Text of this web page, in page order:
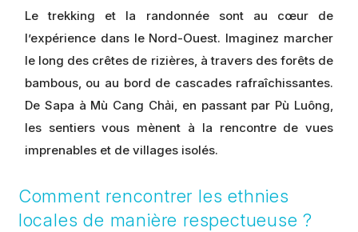
Le trekking et la randonnée sont au cœur de
l’expérience dans le Nord-Ouest. Imaginez marcher
le long des crêtes de rizières, à travers des forêts de
bambous, ou au bord de cascades rafraîchissantes.
De Sapa à Mù Cang Chải, en passant par Pù Luông,
les sentiers vous mènent à la rencontre de vues
imprenables et de villages isolés.
Comment rencontrer les ethnies
locales de manière respectueuse ?